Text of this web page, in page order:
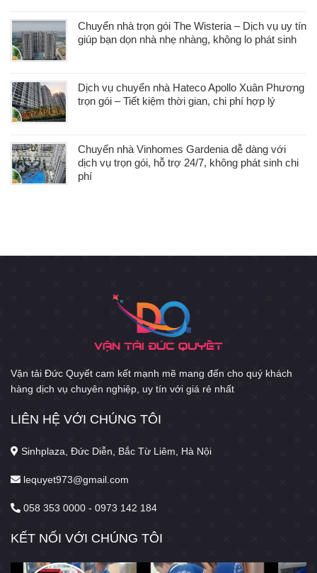
Chuyển nhà trọn gói The Wisteria – Dịch vụ uy tín
giúp bạn dọn nhà nhẹ nhàng, không lo phát sinh
Dịch vụ chuyển nhà Hateco Apollo Xuân Phương
trọn gói – Tiết kiệm thời gian, chi phí hợp lý
Chuyển nhà Vinhomes Gardenia dễ dàng với
dịch vụ trọn gói, hỗ trợ 24/7, không phát sinh chi
phí
Vận tải Đức Quyết cam kết mạnh mẽ mang đến cho quý khách
hàng dịch vụ chuyên nghiệp, uy tín với giá rẻ nhất
LIÊN HỆ VỚI CHÚNG TÔI
Sinhplaza, Đức Diễn, Bắc Từ Liêm, Hà Nội
lequyet973@gmail.com
058 353 0000 - 0973 142 184
KẾT NỐI VỚI CHÚNG TÔI